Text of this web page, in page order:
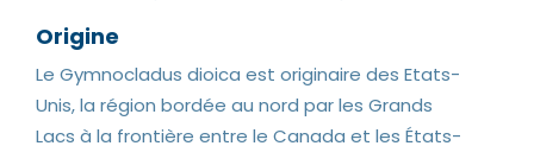
Origine
Le Gymnocladus dioica est originaire des Etats-
Unis, la région bordée au nord par les Grands
Lacs à la frontière entre le Canada et les États-